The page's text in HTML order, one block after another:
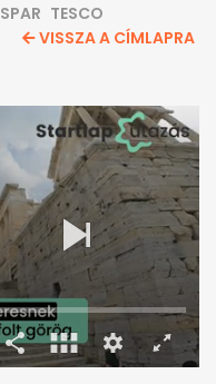
SPAR TESCO
VISSZA A CÍMLAPRA